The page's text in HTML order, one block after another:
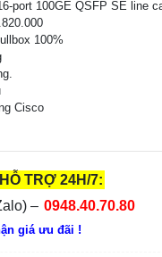
port 100GE QSFP SE line
100%
Cisco
TRỢ 24H/7:
– 0948.40.70.80
giá ưu đãi !